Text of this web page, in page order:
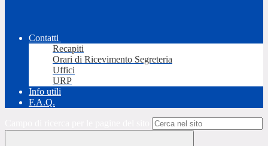
Contatti
Recapiti
Orari di Ricevimento Segreteria
Uffici
URP
Info utili
F.A.Q.